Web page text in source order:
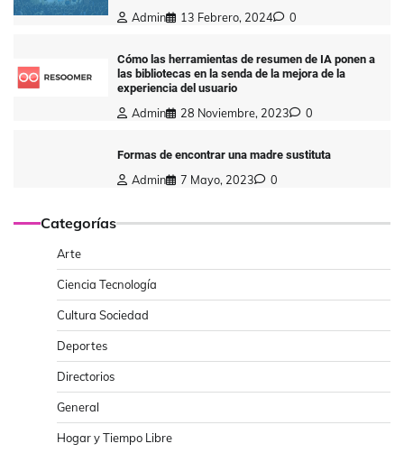
Admin 13 Febrero, 2024 0
Cómo las herramientas de resumen de IA ponen a
las bibliotecas en la senda de la mejora de la
experiencia del usuario
Admin 28 Noviembre, 2023 0
Formas de encontrar una madre sustituta
Admin 7 Mayo, 2023 0
Categorías
Arte
Ciencia Tecnología
Cultura Sociedad
Deportes
Directorios
General
Hogar y Tiempo Libre